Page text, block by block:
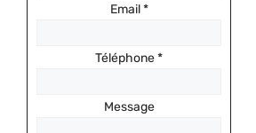
Email*
Téléphone*
Message